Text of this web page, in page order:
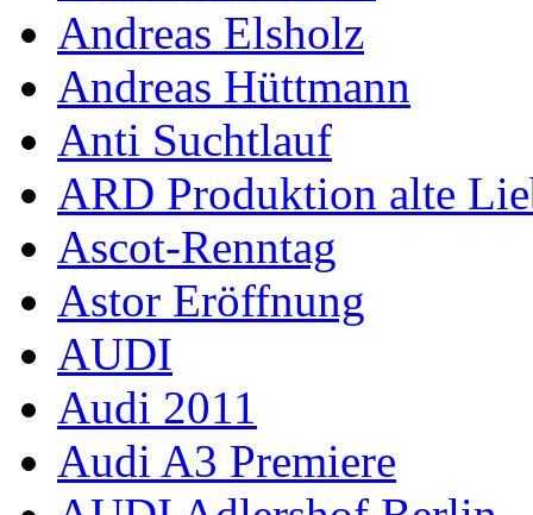
Andreas Elsholz
Andreas Hüttmann
Anti Suchtlauf
ARD Produktion alte
Ascot-Renntag
Astor Eröffnung
AUDI
Audi 2011
Audi A3 Premiere